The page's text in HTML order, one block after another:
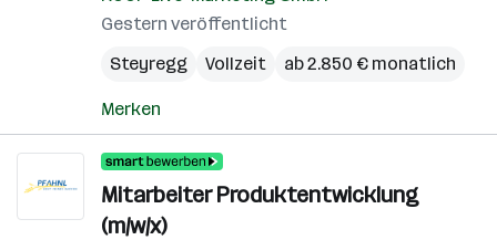
Gestern veröffentlicht
Steyregg
Vollzeit ab 2.850 € monatlich
Merken
Mitarbeiter Produktentwicklung
(m/w/x)